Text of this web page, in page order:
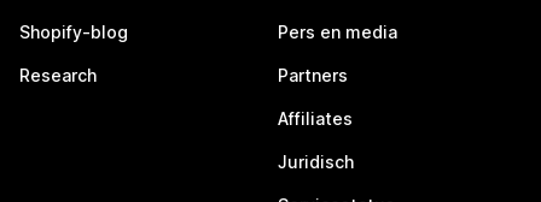
Shopify-blog
Research
Pers en media
Partners
Affiliates
Juridisch